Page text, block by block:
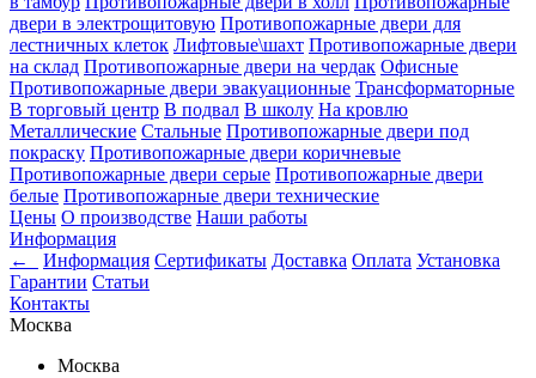
двери в электрощитовую Противопожарные двери для
лестничных клеток Лифтовые\шахт Противопожарные двери
на склад Противопожарные двери на чердак Офисные
Противопожарные двери эвакуационные Трансформаторные
В торговый центр В подвал В школу На кровлю
Металлические Стальные Противопожарные двери под
покраску Противопожарные двери коричневые
Противопожарные двери серые Противопожарные двери
белые Противопожарные двери технические
Цены О производстве Наши работы
Информация
←
Информация Сертификаты Доставка Оплата Установка
Гарантии Статьи
Контакты
Москва
Москва